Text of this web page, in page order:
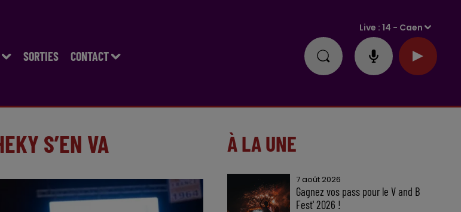
SORTIES CONTACT
Live :14 - Caen
S’EN VA À LA UNE
7 août 2026
Gagnez vos pass pour le V and B
Fest' 2026 !